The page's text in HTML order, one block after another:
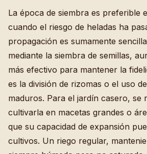
La época de siembra es preferible
cuando el riesgo de heladas ha
propagación es sumamente
mediante la siembra de semillas,
más efectivo para mantener la
es la división de rizomas o el uso
maduros. Para el jardín casero, se
cultivarla en macetas grandes o
que su capacidad de expansión
cultivos. Un riego regular,